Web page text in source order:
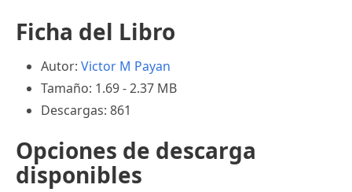
Ficha del Libro
Autor: Victor M Payan
Tamaño: 1.69 - 2.37 MB
Descargas: 861
Opciones de descarga
disponibles